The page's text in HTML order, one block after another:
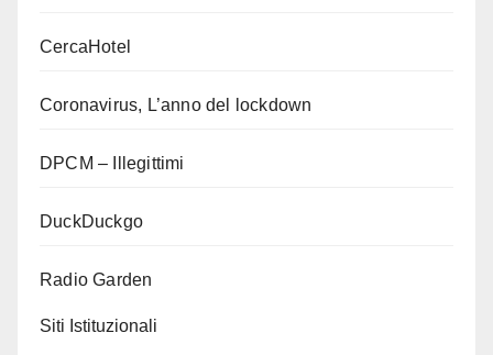
CercaHotel
Coronavirus, L’anno del lockdown
DPCM – Illegittimi
DuckDuckgo
Radio Garden
Siti Istituzionali